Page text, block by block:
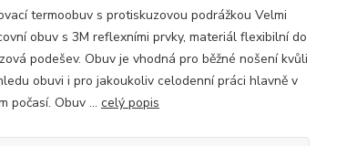
termoobuv s protiskuzovou podrážkou Velmi
obuv s 3M reflexními prvky, materiál flexibilní do
podešev. Obuv je vhodná pro běžné nošení kvůli
obuvi i pro jakoukoliv celodenní práci hlavně v
počasí. Obuv ... celý popis